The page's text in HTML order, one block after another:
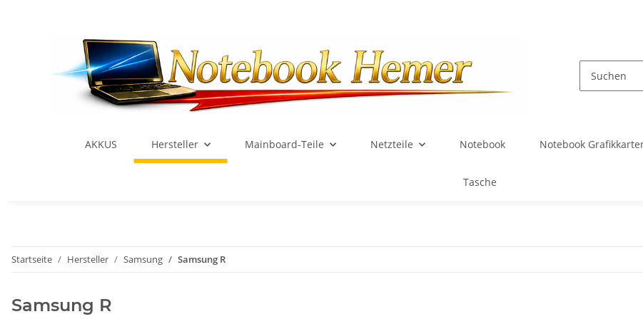
AKKUS Hersteller Mainboard-Teile Netzteile Notebook Notebook
Tasche
Startseite Hersteller Samsung Samsung R
Samsung R